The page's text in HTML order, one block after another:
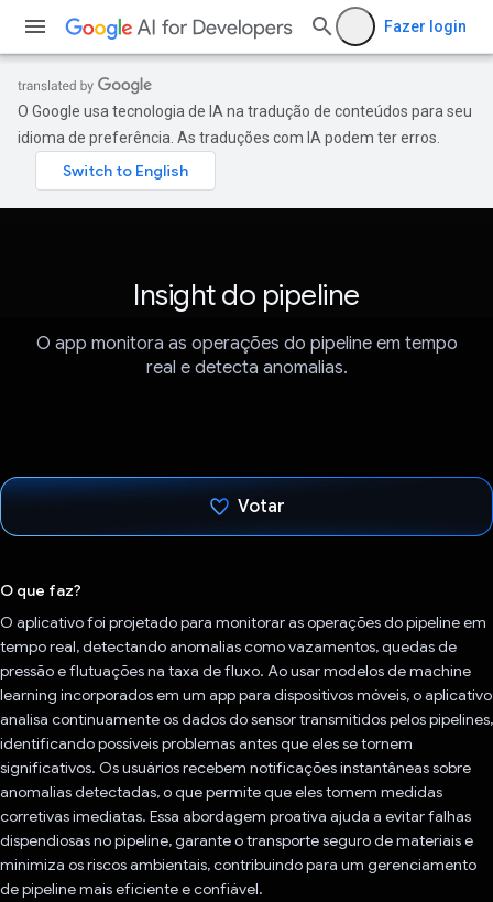
Fazer login
O Google usa tecnologia de IA na tradução de conteúdos para seu
idioma de preferência. As traduções com IA podem ter erros.
Insight do pipeline
O app monitora as operações do pipeline em tempo
real e detecta anomalias.
Votar
O que faz?
O aplicativo foi projetado para monitorar as operações do pipeline em
tempo real, detectando anomalias como vazamentos, quedas de
pressão e flutuações na taxa de fluxo. Ao usar modelos de machine
learning incorporados em um app para dispositivos móveis, o aplicativo
analisa continuamente os dados do sensor transmitidos pelos pipelines,
identificando possíveis problemas antes que eles se tornem
significativos. Os usuários recebem notificações instantâneas sobre
anomalias detectadas, o que permite que eles tomem medidas
corretivas imediatas. Essa abordagem proativa ajuda a evitar falhas
dispendiosas no pipeline, garante o transporte seguro de materiais e
minimiza os riscos ambientais, contribuindo para um gerenciamento
de pipeline mais eficiente e confiável.